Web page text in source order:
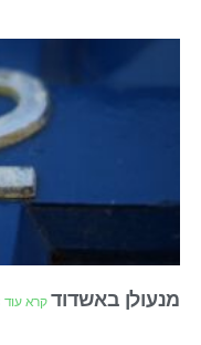
מנעולן באשדודקרא עוד